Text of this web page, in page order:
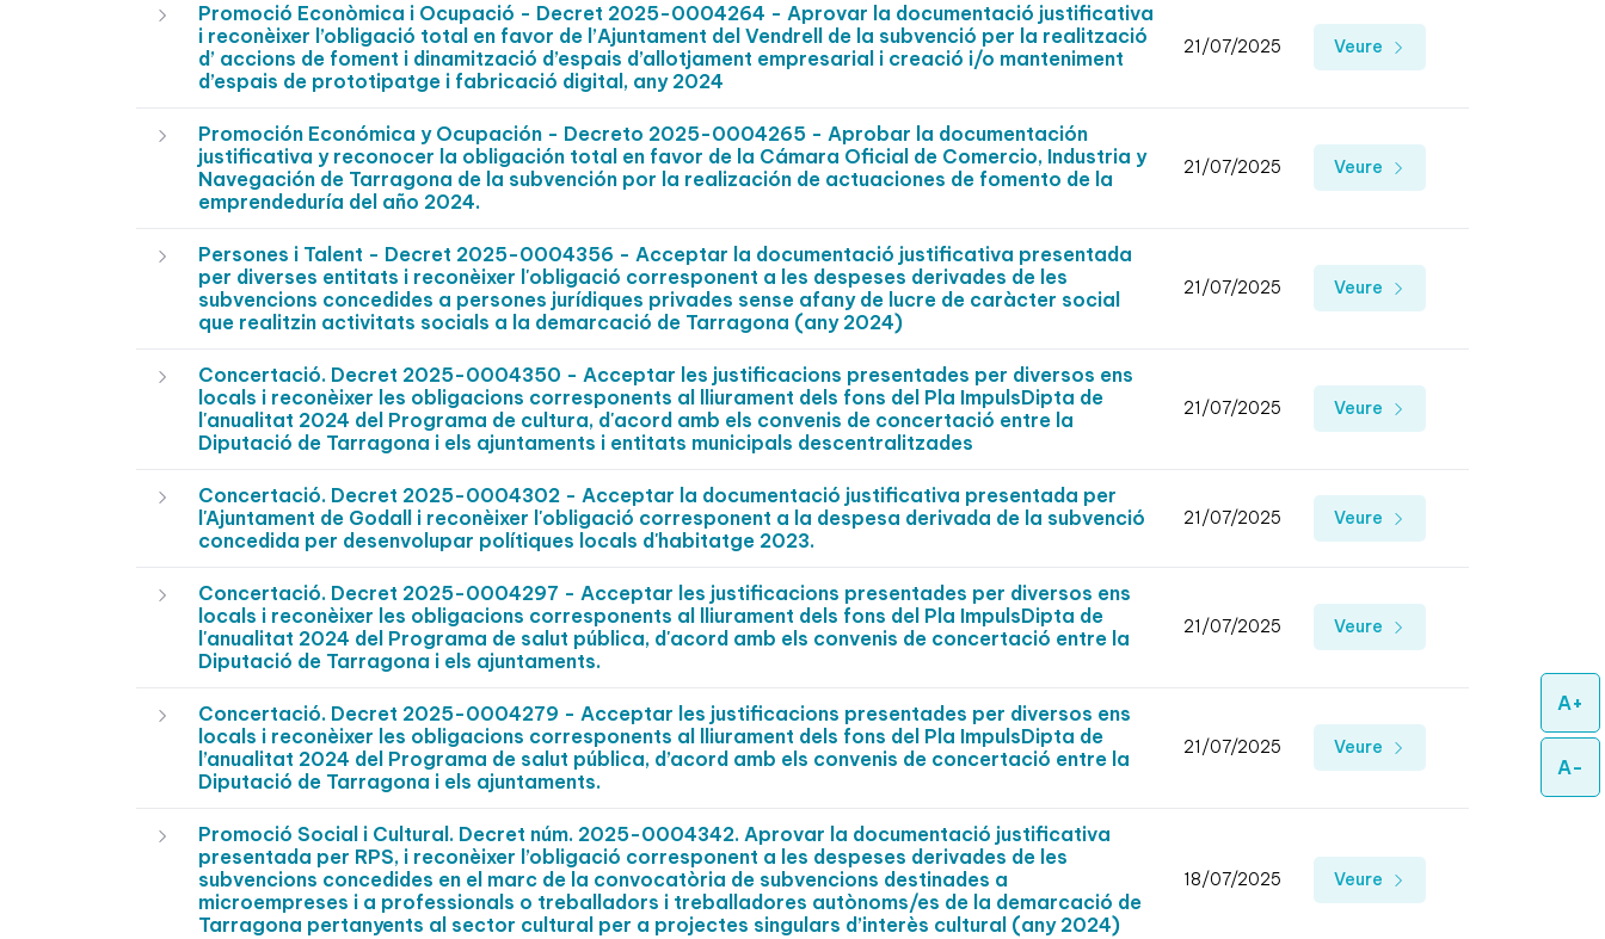
A+
A-
Promoció Econòmica i Ocupació - Decret 2025-0004264 - Aprovar la documentació justificativa
i reconèixer l’obligació total en favor de l’Ajuntament del Vendrell de la subvenció per la realització
d’ accions de foment i dinamització d’espais d’allotjament empresarial i creació i/o manteniment
d’espais de prototipatge i fabricació digital, any 2024
21/07/2025 Veure
Promoción Económica y Ocupación - Decreto 2025-0004265 - Aprobar la documentación
justificativa y reconocer la obligación total en favor de la Cámara Oficial de Comercio, Industria y
Navegación de Tarragona de la subvención por la realización de actuaciones de fomento de la
emprendeduría del año 2024.
21/07/2025 Veure
Persones i Talent - Decret 2025-0004356 - Acceptar la documentació justificativa presentada
per diverses entitats i reconèixer l'obligació corresponent a les despeses derivades de les
subvencions concedides a persones jurídiques privades sense afany de lucre de caràcter social
que realitzin activitats socials a la demarcació de Tarragona (any 2024)
21/07/2025 Veure
Concertació. Decret 2025-0004350 - Acceptar les justificacions presentades per diversos ens
locals i reconèixer les obligacions corresponents al lliurament dels fons del Pla ImpulsDipta de
l'anualitat 2024 del Programa de cultura, d'acord amb els convenis de concertació entre la
Diputació de Tarragona i els ajuntaments i entitats municipals descentralitzades
21/07/2025 Veure
Concertació. Decret 2025-0004302 - Acceptar la documentació justificativa presentada per
l'Ajuntament de Godall i reconèixer l'obligació corresponent a la despesa derivada de la subvenció
concedida per desenvolupar polítiques locals d'habitatge 2023.
21/07/2025 Veure
Concertació. Decret 2025-0004297 - Acceptar les justificacions presentades per diversos ens
locals i reconèixer les obligacions corresponents al lliurament dels fons del Pla ImpulsDipta de
l'anualitat 2024 del Programa de salut pública, d'acord amb els convenis de concertació entre la
Diputació de Tarragona i els ajuntaments.
21/07/2025 Veure
Concertació. Decret 2025-0004279 - Acceptar les justificacions presentades per diversos ens
locals i reconèixer les obligacions corresponents al lliurament dels fons del Pla ImpulsDipta de
l’anualitat 2024 del Programa de salut pública, d’acord amb els convenis de concertació entre la
Diputació de Tarragona i els ajuntaments.
21/07/2025 Veure
Promoció Social i Cultural. Decret núm. 2025-0004342. Aprovar la documentació justificativa
presentada per RPS, i reconèixer l’obligació corresponent a les despeses derivades de les
subvencions concedides en el marc de la convocatòria de subvencions destinades a
microempreses i a professionals o treballadors i treballadores autònoms/es de la demarcació de
Tarragona pertanyents al sector cultural per a projectes singulars d’interès cultural (any 2024)
18/07/2025 Veure